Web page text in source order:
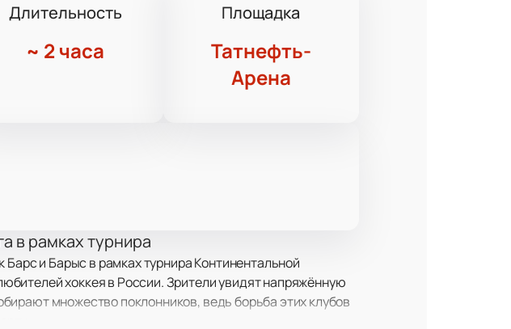
Длительность
~ 2 часа
Площадка
Татнефть-
Арена
в рамках турнира
и Барыс в рамках турнира Континентальной
хоккея в России. Зрители увидят напряжённую
множество поклонников, ведь борьба этих клубов